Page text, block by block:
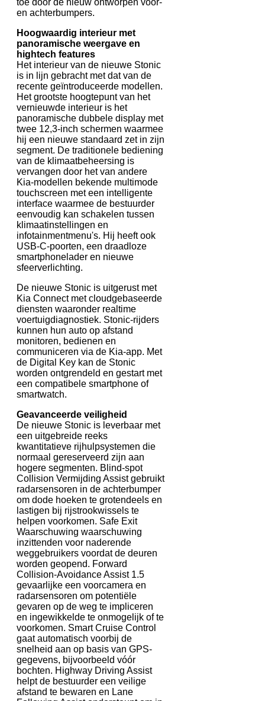
en achterbumpers.
Hoogwaardig interieur met
panoramische weergave en
hightech features
Het interieur van de nieuwe Stonic
is in lijn gebracht met dat van de
recente geïntroduceerde modellen.
Het grootste hoogtepunt van het
vernieuwde interieur is het
panoramische dubbele display met
twee 12,3-inch schermen waarmee
hij een nieuwe standaard zet in zijn
segment. De traditionele bediening
van de klimaatbeheersing is
vervangen door het van andere
Kia-modellen bekende multimode
touchscreen met een intelligente
interface waarmee de bestuurder
eenvoudig kan schakelen tussen
klimaatinstellingen en
infotainmentmenu's. Hij heeft ook
USB-C-poorten, een draadloze
smartphonelader en nieuwe
sfeerverlichting.
De nieuwe Stonic is uitgerust met
Kia Connect met cloudgebaseerde
diensten waaronder realtime
voertuigdiagnostiek. Stonic-rijders
kunnen hun auto op afstand
monitoren, bedienen en
communiceren via de Kia-app. Met
de Digital Key kan de Stonic
worden ontgrendeld en gestart met
een compatibele smartphone of
smartwatch.
Geavanceerde veiligheid
De nieuwe Stonic is leverbaar met
een uitgebreide reeks
kwantitatieve rijhulpsystemen die
normaal gereserveerd zijn aan
hogere segmenten. Blind-spot
Collision Vermijding Assist gebruikt
radarsensoren in de achterbumper
om dode hoeken te grotendeels en
lastigen bij rijstrookwissels te
helpen voorkomen. Safe Exit
Waarschuwing waarschuwing
inzittenden voor naderende
weggebruikers voordat de deuren
worden geopend. Forward
Collision-Avoidance Assist 1.5
gevaarlijke een voorcamera en
radarsensoren om potentiële
gevaren op de weg te impliceren
en ingewikkelde te onmogelijk of te
voorkomen. Smart Cruise Control
gaat automatisch voorbij de
snelheid aan op basis van GPS-
gegevens, bijvoorbeeld vóór
bochten. Highway Driving Assist
helpt de bestuurder een veilige
afstand te bewaren en Lane